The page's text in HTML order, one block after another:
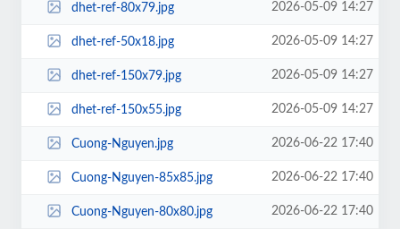
dhet-ref-80x79.jpg 2026-05-09 14:27
dhet-ref-50x18.jpg 2026-05-09 14:27
dhet-ref-150x79.jpg 2026-05-09 14:27
dhet-ref-150x55.jpg 2026-05-09 14:27
Cuong-Nguyen.jpg 2026-06-22 17:40
Cuong-Nguyen-85x85.jpg 2026-06-22 17:40
Cuong-Nguyen-80x80.jpg 2026-06-22 17:40